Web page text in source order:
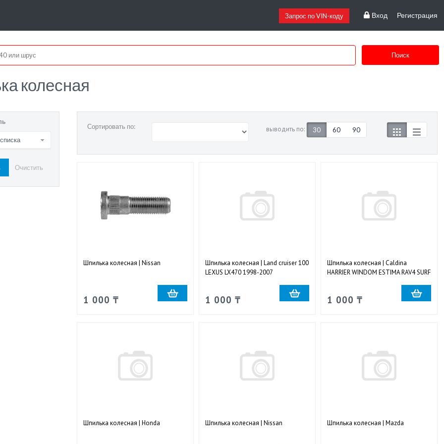
Запрос по VIN-коду Вход Регистрация
Поиск
колесная
Сортировать по: выводить по: 30 60 90
Шпилька колесная | Nissan
1 000 ₸
Шпилька колесная | Land cruiser 100
LEXUS LX470 1998-2007
1 000 ₸
Шпилька колесная | Caldina
HARRIER WINDOM ESTIMA RAV4 SURF
1 000 ₸
Шпилька колесная | Honda Шпилька колесная | Nissan Шпилька колесная | Mazda